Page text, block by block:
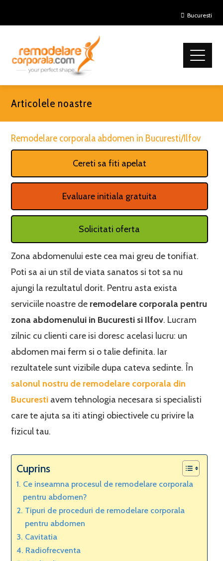
Bucuresti
Articolele noastre
Remodelare corporala abdomen in Bucuresti/Ilfov
Cereti sa fiti apelat
Evaluare initiala gratuita
Solicitati oferta
Zona abdomenului este cea mai greu de tonifiat.
Poti sa ai un stil de viata sanatos si tot sa nu
ajungi la rezultatul dorit. Pentru asta exista
serviciile noastre de remodelare corporala pentru
zona abdomenului in Bucuresti si Ilfov. Lucram
zilnic cu clienti care isi doresc acelasi lucru: un
abdomen mai ferm si o talie definita. Iar
rezultatele sunt vizibile dupa cateva sedinte. În
salonul nostru de remodelare corporala din
Bucuresti avem tehnologia necesara si specialisti
care te ajuta sa iti atingi obiectivele cu privire la
fizicul tau.
Cuprins
Ce inseamna procesul de remodelare corporala
pentru abdomen?
Tipuri de proceduri de remodelare corporala
pentru abdomen
Cavitatia
Radiofrecventa